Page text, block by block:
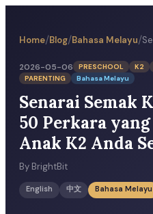
Home/Blog/Bahasa Melayu/
2026-05-06 PRESCHOOL K2
PARENTING
Bahasa Melayu
Senarai Semak
50 Perkara
Anak K2 Anda
By BrightBit
English 中文 Bahasa Melayu